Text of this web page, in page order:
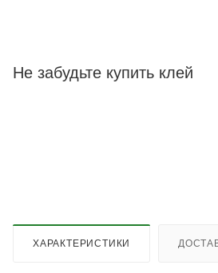
Не забудьте купить клей
ХАРАКТЕРИСТИКИ